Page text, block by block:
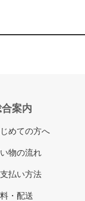
案内
めての方へ
物の流れ
払い方法
・配送